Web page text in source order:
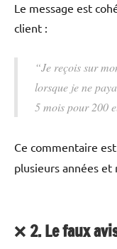
Le message est
client :
“Je reçois sur
lorsque je ne
5 mois pour 200
Ce commentaire est
plusieurs années
❌ 2. Le faux